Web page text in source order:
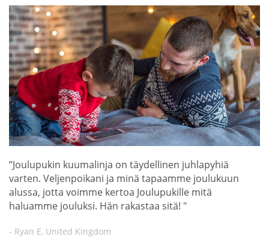
”Joulupukin kuumalinja on täydellinen juhlapyhiä
varten. Veljenpoikani ja minä tapaamme joulukuun
alussa, jotta voimme kertoa Joulupukille mitä
haluamme jouluksi. Hän rakastaa sitä! "
- Ryan E, United Kingdom